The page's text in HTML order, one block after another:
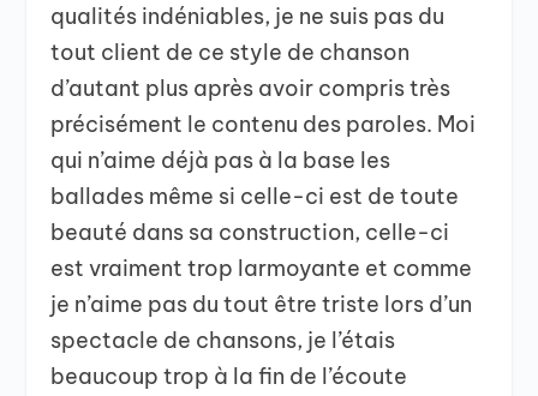
qualités indéniables, je ne suis pas du
tout client de ce style de chanson
d’autant plus après avoir compris très
précisément le contenu des paroles. Moi
qui n’aime déjà pas à la base les
ballades même si celle-ci est de toute
beauté dans sa construction, celle-ci
est vraiment trop larmoyante et comme
je n’aime pas du tout être triste lors d’un
spectacle de chansons, je l’étais
beaucoup trop à la fin de l’écoute